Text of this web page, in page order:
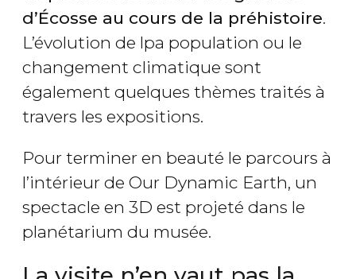
d’Écosse au cours de la préhistoire.
L’évolution de lpa population ou le
changement climatique sont
également quelques thèmes traités à
travers les expositions.
Pour terminer en beauté le parcours à
l’intérieur de Our Dynamic Earth, un
spectacle en 3D est projeté dans le
planétarium du musée.